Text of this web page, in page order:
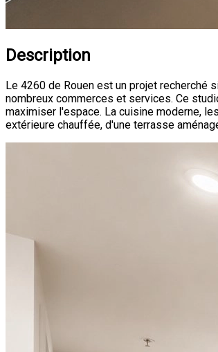
Description
Le 4260 de Rouen est un projet recherché
nombreux commerces et services. Ce
maximiser l'espace. La cuisine moderne,
extérieure chauffée, d'une terrasse